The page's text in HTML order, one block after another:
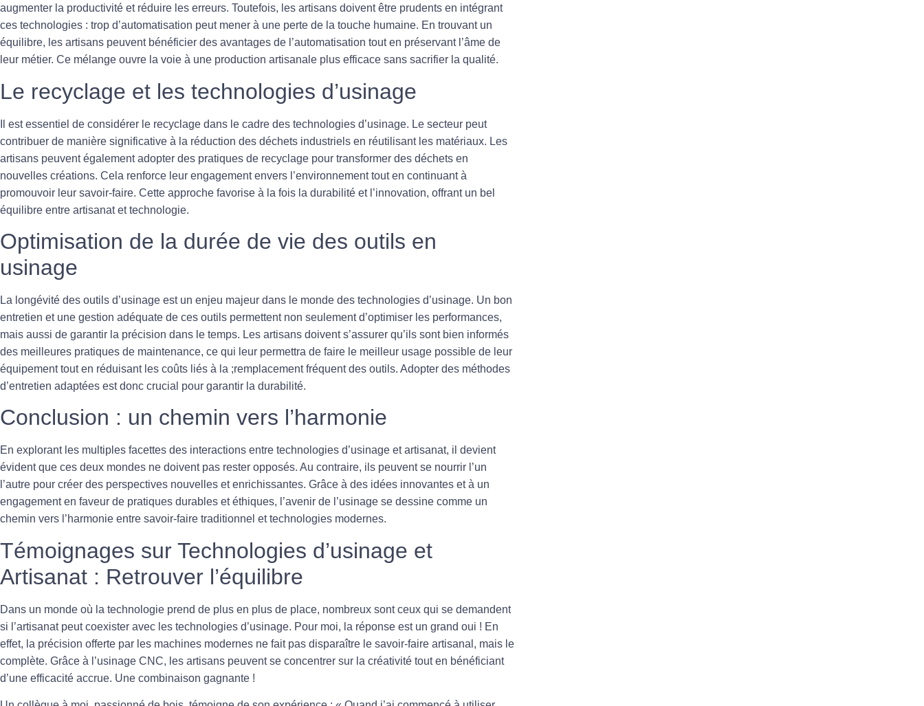
augmenter la productivité et réduire les erreurs. Toutefois, les artisans doivent être prudents en intégrant
ces technologies : trop d’automatisation peut mener à une perte de la touche humaine. En trouvant un
équilibre, les artisans peuvent bénéficier des avantages de l’automatisation tout en préservant l’âme de
leur métier. Ce mélange ouvre la voie à une production artisanale plus efficace sans sacrifier la qualité.
Le recyclage et les technologies d’usinage
Il est essentiel de considérer le recyclage dans le cadre des technologies d’usinage. Le secteur peut
contribuer de manière significative à la réduction des déchets industriels en réutilisant les matériaux. Les
artisans peuvent également adopter des pratiques de recyclage pour transformer des déchets en
nouvelles créations. Cela renforce leur engagement envers l’environnement tout en continuant à
promouvoir leur savoir-faire. Cette approche favorise à la fois la durabilité et l’innovation, offrant un bel
équilibre entre artisanat et technologie.
Optimisation de la durée de vie des outils en
usinage
La longévité des outils d’usinage est un enjeu majeur dans le monde des technologies d’usinage. Un bon
entretien et une gestion adéquate de ces outils permettent non seulement d’optimiser les performances,
mais aussi de garantir la précision dans le temps. Les artisans doivent s’assurer qu’ils sont bien informés
des meilleures pratiques de maintenance, ce qui leur permettra de faire le meilleur usage possible de leur
équipement tout en réduisant les coûts liés à la ;remplacement fréquent des outils. Adopter des méthodes
d’entretien adaptées est donc crucial pour garantir la durabilité.
Conclusion : un chemin vers l’harmonie
En explorant les multiples facettes des interactions entre technologies d’usinage etartisanat, il devient
évident que ces deux mondes ne doivent pas rester opposés. Au contraire, ils peuvent se nourrir l’un
l’autre pour créer des perspectives nouvelles et enrichissantes. Grâce à des idées innovantes et à un
engagement en faveur de pratiques durables et éthiques, l’avenir de l’usinage se dessine comme un
chemin vers l’harmonie entre savoir-faire traditionnel et technologies modernes.
Témoignages sur Technologies d’usinage et
Artisanat : Retrouver l’équilibre
Dans un monde où la technologie prend de plus en plus de place, nombreux sont ceux qui se demandent
si l’artisanatpeut coexister avec les technologies d’usinage. Pour moi, la réponse est un grand oui ! En
effet, la précision offerte par les machines modernes ne fait pas disparaître le savoir-faire artisanal, mais le
complète. Grâce à l’usinage CNC, les artisans peuvent se concentrer sur la créativité tout en bénéficiant
d’une efficacité accrue. Une combinaison gagnante !